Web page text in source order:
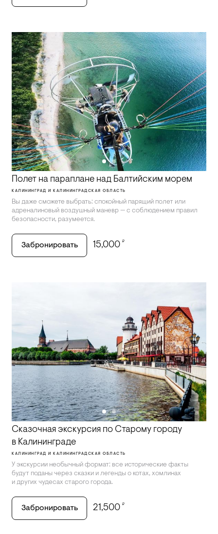
Полет на параплане над Балтийским морем
КАЛИНИНГРАД И КАЛИНИНГРАДСКАЯ ОБЛАСТЬ
Вы даже сможете выбрать: спокойный парящий полет или
адреналиновый воздушный маневр — с соблюдением правил
безопасности, разумеется.
Забронировать 15,000 ₽
Сказочная экскурсия по Старому городу
в Калининграде
КАЛИНИНГРАД И КАЛИНИНГРАДСКАЯ ОБЛАСТЬ
У экскурсии необычный формат: все исторические факты
будут поданы через сказки и легенды о котах, хомлинах
и других чудесах старого города.
Забронировать 21,500 ₽